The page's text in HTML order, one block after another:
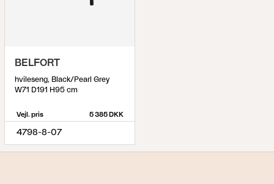
BELFORT
hvileseng, Black/Pearl Grey
W71 D191 H95 cm
Vejl. pris 5 385 DKK
4798-8-07